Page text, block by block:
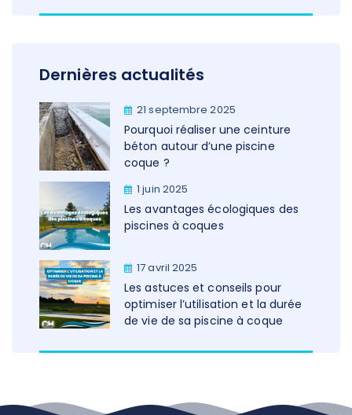
Dernières actualités
21 septembre 2025
Pourquoi réaliser une ceinture
béton autour d’une piscine
coque ?
1 juin 2025
Les avantages écologiques des
piscines à coques
17 avril 2025
Les astuces et conseils pour
optimiser l’utilisation et la durée
de vie de sa piscine à coque